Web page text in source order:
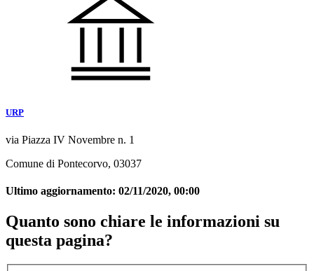
URP
via Piazza IV Novembre n. 1
Comune di Pontecorvo, 03037
Ultimo aggiornamento: 02/11/2020, 00:00
Quanto sono chiare le informazioni su
questa pagina?